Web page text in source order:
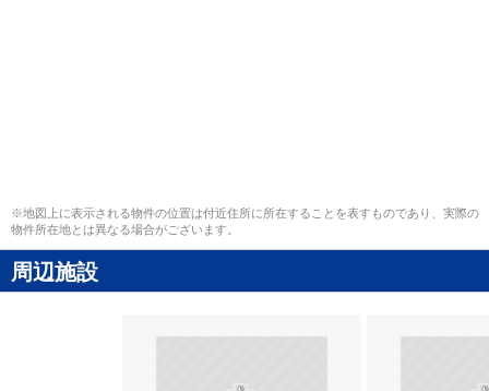
※地図上に表示される物件の位置は付近住所に所在することを表すものであり、実際の
物件所在地とは異なる場合がございます。
周辺施設